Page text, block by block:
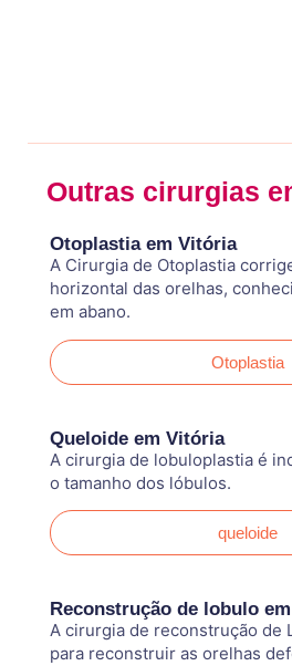
Outras cirurgias
Otoplastia em Vitória
A Cirurgia de Otoplastia
horizontal das orelhas,
em abano.
Otoplastia
Queloide em Vitória
A cirurgia de lobuloplastia é
o tamanho dos lóbulos.
queloide
Reconstrução de lobulo
A cirurgia de reconstrução de
para reconstruir as orelhas